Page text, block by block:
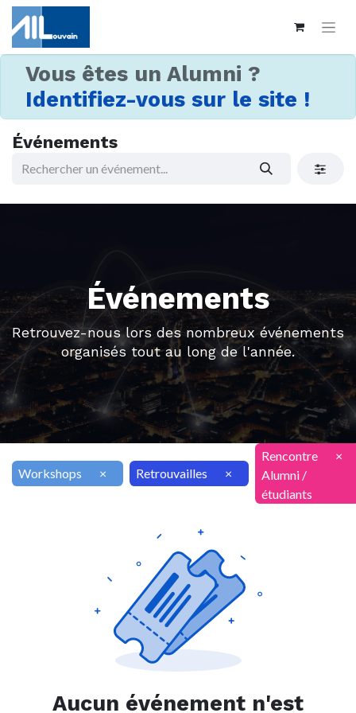
Vous êtes un Alumni ?
Identifiez-vous sur le site !
Événements
Événements
Retrouvez-nous lors des nombreux événements
organisés tout au long de l'année.
Workshops × Retrouvailles ×
Rencontre
Alumni /
étudiants
×
Aucun événement n'est